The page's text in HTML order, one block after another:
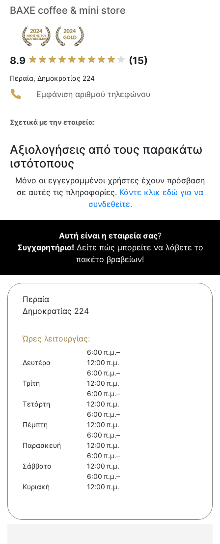
BAXE coffee & mini store
8.9 (15)
Περαία, Δημοκρατίας 224
Εμφάνιση αριθμού τηλεφώνου
Σχετικά με την εταιρεία:
Αξιολογήσεις από τους παρακάτω
ιστότοπους
Μόνο οι εγγεγραμμένοι χρήστες έχουν πρόσβαση
σε αυτές τις πληροφορίες. Κάντε κλικ εδώ για να
συνδεθείτε.
Αυτή είναι η εταιρεία σας?
Συγχαρητήρια! Δείτε πώς μπορείτε να λάβετε το
πακέτο βραβείων!
Περαία
Δημοκρατίας 224
Ώρες λειτουργίας:
Δευτέρα
6:00 π.μ.–
12:00 π.μ.
Τρίτη
6:00 π.μ.–
12:00 π.μ.
Τετάρτη
6:00 π.μ.–
12:00 π.μ.
Πέμπτη
6:00 π.μ.–
12:00 π.μ.
Παρασκευή
6:00 π.μ.–
12:00 π.μ.
Σάββατο
6:00 π.μ.–
12:00 π.μ.
Κυριακή
6:00 π.μ.–
12:00 π.μ.